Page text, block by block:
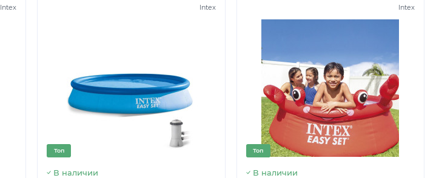
Intex Intex
Топ
В наличии
Intex
Топ
В наличии